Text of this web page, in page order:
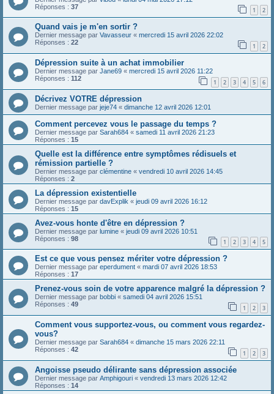
Réponses : 37 1 2
Quand vais je m'en sortir ?
Dernier message par Vavasseur « mercredi 15 avril 2026 22:02
Réponses : 22 1 2
Dépression suite à un achat immobilier
Dernier message par Jane69 « mercredi 15 avril 2026 11:22
Réponses : 112 1 2 3 4 5 6
Décrivez VOTRE dépression
Dernier message par jeje74 « dimanche 12 avril 2026 12:01
Comment percevez vous le passage du temps ?
Dernier message par Sarah684 « samedi 11 avril 2026 21:23
Réponses : 15
Quelle est la différence entre symptômes rédisuels et
rémission partielle ?
Dernier message par clémentine « vendredi 10 avril 2026 14:45
Réponses : 2
La dépression existentielle
Dernier message par davExplik « jeudi 09 avril 2026 16:12
Réponses : 15
Avez-vous honte d'être en dépression ?
Dernier message par lumine « jeudi 09 avril 2026 10:51
Réponses : 98 1 2 3 4 5
Est ce que vous pensez mériter votre dépression ?
Dernier message par eperdument « mardi 07 avril 2026 18:53
Réponses : 17
Prenez-vous soin de votre apparence malgré la dépression ?
Dernier message par bobbi « samedi 04 avril 2026 15:51
Réponses : 49 1 2 3
Comment vous supportez-vous, ou comment vous regardez-
vous?
Dernier message par Sarah684 « dimanche 15 mars 2026 22:11
Réponses : 42 1 2 3
Angoisse pseudo délirante sans dépression associée
Dernier message par Amphigouri « vendredi 13 mars 2026 12:42
Réponses : 14